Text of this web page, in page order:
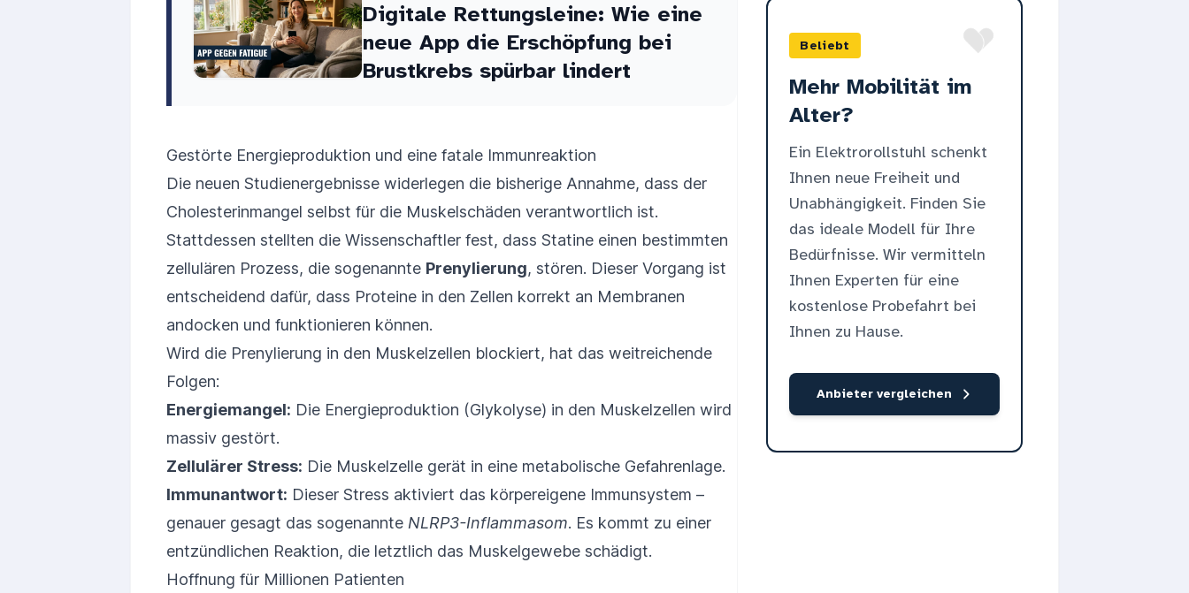
Digitale Rettungsleine: Wie eine
neue App die Erschöpfung bei
Brustkrebs spürbar lindert
Gestörte Energieproduktion und eine fatale Immunreaktion
Die neuen Studienergebnisse widerlegen die bisherige Annahme, dass der
Cholesterinmangel selbst für die Muskelschäden verantwortlich ist.
Stattdessen stellten die Wissenschaftler fest, dass Statine einen bestimmten
zellulären Prozess, die sogenannte Prenylierung, stören. Dieser Vorgang ist
entscheidend dafür, dass Proteine in den Zellen korrekt an Membranen
andocken und funktionieren können.
Wird die Prenylierung in den Muskelzellen blockiert, hat das weitreichende
Folgen:
Energiemangel: Die Energieproduktion (Glykolyse) in den Muskelzellen wird
massiv gestört.
Zellulärer Stress: Die Muskelzelle gerät in eine metabolische Gefahrenlage.
Immunantwort: Dieser Stress aktiviert das körpereigene Immunsystem –
genauer gesagt das sogenannte NLRP3-Inflammasom. Es kommt zu einer
entzündlichen Reaktion, die letztlich das Muskelgewebe schädigt.
Hoffnung für Millionen Patienten
Beliebt
Mehr Mobilität im
Alter?
Ein Elektrorollstuhl schenkt
Ihnen neue Freiheit und
Unabhängigkeit. Finden Sie
das ideale Modell für Ihre
Bedürfnisse. Wir vermitteln
Ihnen Experten für eine
kostenlose Probefahrt bei
Ihnen zu Hause.
Anbieter vergleichen